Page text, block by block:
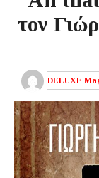
τον
DELUXE